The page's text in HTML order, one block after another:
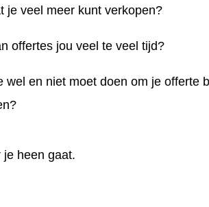
je veel meer kunt verkopen?
offertes jou veel te veel tijd?
wel en niet moet doen om je offerte
je heen gaat.